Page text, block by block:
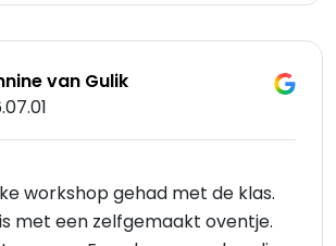
van Gulik
workshop gehad met de klas.
met een zelfgemaakt oventje.